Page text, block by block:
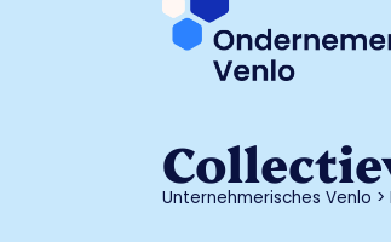
Unternehmerisches Venlo >